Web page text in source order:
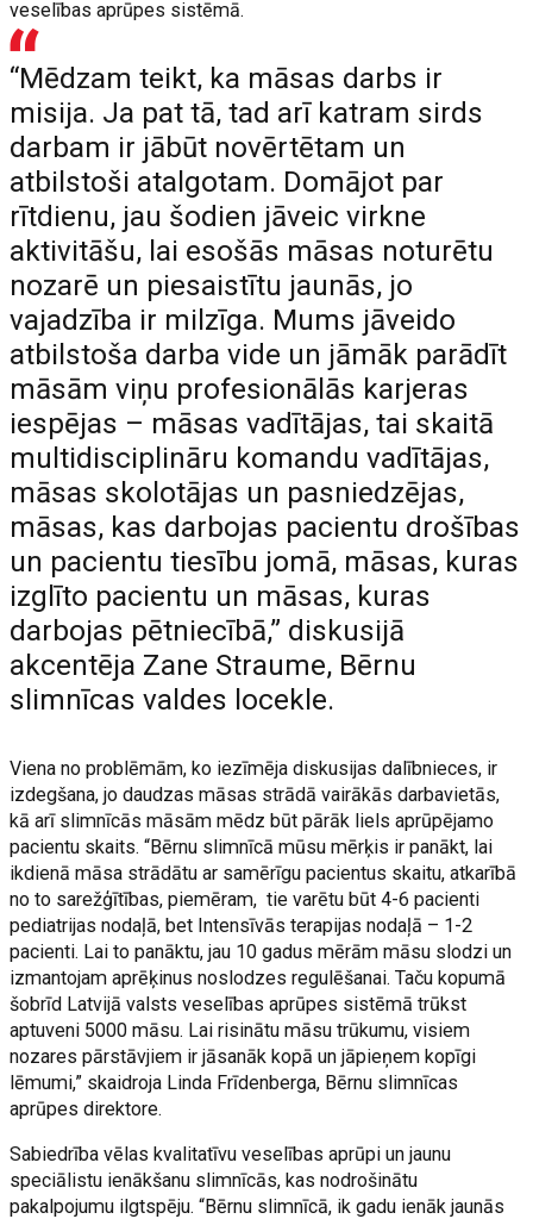
veselības aprūpes sistēmā.
“Mēdzam teikt, ka māsas darbs ir
misija. Ja pat tā, tad arī katram sirds
darbam ir jābūt novērtētam un
atbilstoši atalgotam. Domājot par
rītdienu, jau šodien jāveic virkne
aktivitāšu, lai esošās māsas noturētu
nozarē un piesaistītu jaunās, jo
vajadzība ir milzīga. Mums jāveido
atbilstoša darba vide un jāmāk parādīt
māsām viņu profesionālās karjeras
iespējas – māsas vadītājas, tai skaitā
multidisciplināru komandu vadītājas,
māsas skolotājas un pasniedzējas,
māsas, kas darbojas pacientu drošības
un pacientu tiesību jomā, māsas, kuras
izglīto pacientu un māsas, kuras
darbojas pētniecībā,” diskusijā
akcentēja Zane Straume, Bērnu
slimnīcas valdes locekle.
Viena no problēmām, ko iezīmēja diskusijas dalībnieces, ir
izdegšana, jo daudzas māsas strādā vairākās darbavietās,
kā arī slimnīcās māsām mēdz būt pārāk liels aprūpējamo
pacientu skaits. “Bērnu slimnīcā mūsu mērķis ir panākt, lai
ikdienā māsa strādātu ar samērīgu pacientus skaitu, atkarībā
no to sarežģītības, piemēram, tie varētu būt 4-6 pacienti
pediatrijas nodaļā, bet Intensīvās terapijas nodaļā – 1-2
pacienti. Lai to panāktu, jau 10 gadus mērām māsu slodzi un
izmantojam aprēķinus noslodzes regulēšanai. Taču kopumā
šobrīd Latvijā valsts veselības aprūpes sistēmā trūkst
aptuveni 5000 māsu. Lai risinātu māsu trūkumu, visiem
nozares pārstāvjiem ir jāsanāk kopā un jāpieņem kopīgi
lēmumi,” skaidroja Linda Frīdenberga, Bērnu slimnīcas
aprūpes direktore.
Sabiedrība vēlas kvalitatīvu veselības aprūpi un jaunu
speciālistu ienākšanu slimnīcās, kas nodrošinātu
pakalpojumu ilgtspēju. “Bērnu slimnīcā, ik gadu ienāk jaunās